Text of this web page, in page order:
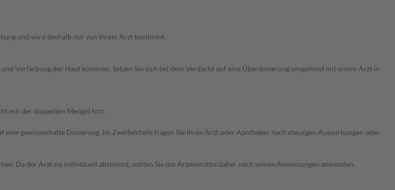
und wird deshalb nur von Ihrem Arzt bestimmt.
Verfärbung der Haut kommen. Setzen Sie sich bei dem Verdacht auf eine Überdosierung umgehend mit einem Arzt in
mit der doppelten Menge) fort.
gewissenhafte Dosierung. Im Zweifelsfalle fragen Sie Ihren Arzt oder Apotheker nach etwaigen Auswirkungen oder
Da der Arzt sie individuell abstimmt, sollten Sie das Arzneimittel daher nach seinen Anweisungen anwenden.